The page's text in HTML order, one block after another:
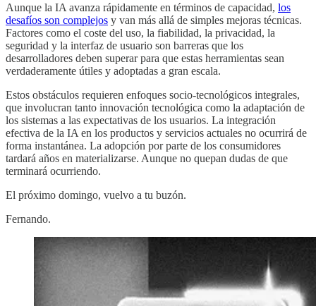
Aunque la IA avanza rápidamente en términos de capacidad, los
desafíos son complejos y van más allá de simples mejoras técnicas.
Factores como el coste del uso, la fiabilidad, la privacidad, la
seguridad y la interfaz de usuario son barreras que los
desarrolladores deben superar para que estas herramientas sean
verdaderamente útiles y adoptadas a gran escala.
Estos obstáculos requieren enfoques socio-tecnológicos integrales,
que involucran tanto innovación tecnológica como la adaptación de
los sistemas a las expectativas de los usuarios. La integración
efectiva de la IA en los productos y servicios actuales no ocurrirá de
forma instantánea. La adopción por parte de los consumidores
tardará años en materializarse. Aunque no quepan dudas de que
terminará ocurriendo.
El próximo domingo, vuelvo a tu buzón.
Fernando.